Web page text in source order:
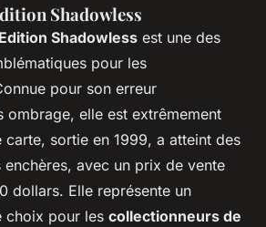
Shadowless
Shadowless est une des
pour les
pour son erreur
ombrage, elle est extrêmement
carte, sortie en 1999, a atteint des
enchères, avec un prix de vente
dollars. Elle représente un
choix pour les collectionneurs de